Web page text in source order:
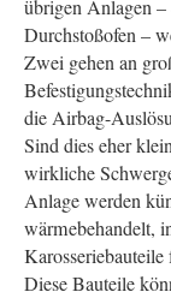
übrigen Anlagen
Durchstoßofen –
Zwei gehen an
die Airbag-
Sind dies eher
wirkliche
Anlage werden
wärmebehandelt,
Diese Bauteile